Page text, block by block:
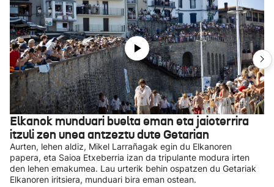
Elkanok munduari buelta eman eta jaioterrira
itzuli zen unea antzeztu dute Getarian
Aurten, lehen aldiz, Mikel Larrañagak egin du Elkanoren
papera, eta Saioa Etxeberria izan da tripulante modura irten
den lehen emakumea. Lau urterik behin ospatzen du Getariak
Elkanoren iritsiera, munduari bira eman ostean.